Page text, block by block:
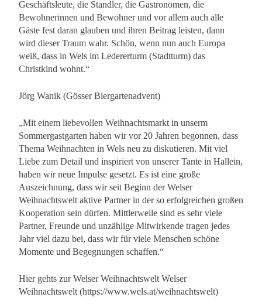
Geschäftsleute, die Standler, die Gastronomen, die
Bewohnerinnen und Bewohner und vor allem auch alle
Gäste fest daran glauben und ihren Beitrag leisten, dann
wird dieser Traum wahr. Schön, wenn nun auch Europa
weiß, dass in Wels im Ledererturm (Stadtturm) das
Christkind wohnt.“
Jörg Wanik (Gösser Biergartenadvent)
„Mit einem liebevollen Weihnachtsmarkt in unserm
Sommergastgarten haben wir vor 20 Jahren begonnen, dass
Thema Weihnachten in Wels neu zu diskutieren. Mit viel
Liebe zum Detail und inspiriert von unserer Tante in Hallein,
haben wir neue Impulse gesetzt. Es ist eine große
Auszeichnung, dass wir seit Beginn der Welser
Weihnachtswelt aktive Partner in der so erfolgreichen großen
Kooperation sein dürfen. Mittlerweile sind es sehr viele
Partner, Freunde und unzählige Mitwirkende tragen jedes
Jahr viel dazu bei, dass wir für viele Menschen schöne
Momente und Begegnungen schaffen.“
Hier gehts zur Welser Weihnachtswelt Welser
Weihnachtswelt (https://www.wels.at/weihnachtswelt)